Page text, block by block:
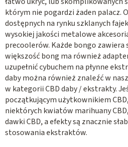
którym nie pogardzi żaden palacz.
dostępnych na rynku szklanych
wysokiej jakości metalowe
precoolerów. Każde bongo zawiera
większość bong ma również
uzupełnić cybuchem na płynne
daby można również znaleźć w
w kategorii CBD daby / ekstrakty.
początkującym użytkownikiem
niektórych kwiatów marihuany
dawki CBD, a efekty są znacznie
stosowania ekstraktów.